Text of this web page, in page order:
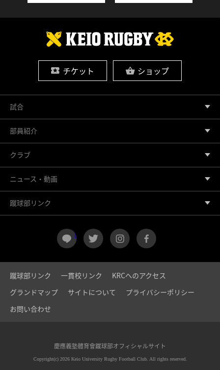
チケット ショップ
LINE twitter instagram
試合
部員紹介
クラブ
ニュース・動画
蹴球部リンク
蹴球部リンク 一貫校リンク
KRCへのアクセス
グランドマップ
サイトについて
プライバシーポリシー
お問い合わせ
慶應義塾體育會蹴球部オフィシャルサイト
Copyright(c) 2026 Keio University Rugby Football Club. All rights reserved.